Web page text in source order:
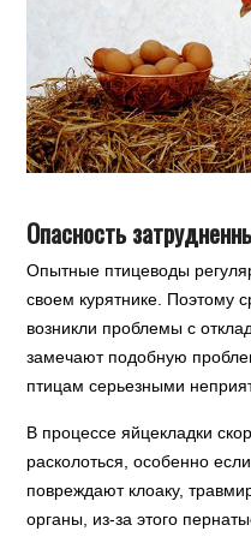
Опасность
Опытные птицеводы
своем курятнике. Поэтому
возникли проблемы с
замечают подобную
птицам серьезными
В процессе яйцекладки
расколоться, особенно
повреждают клоаку,
органы, из-за этого